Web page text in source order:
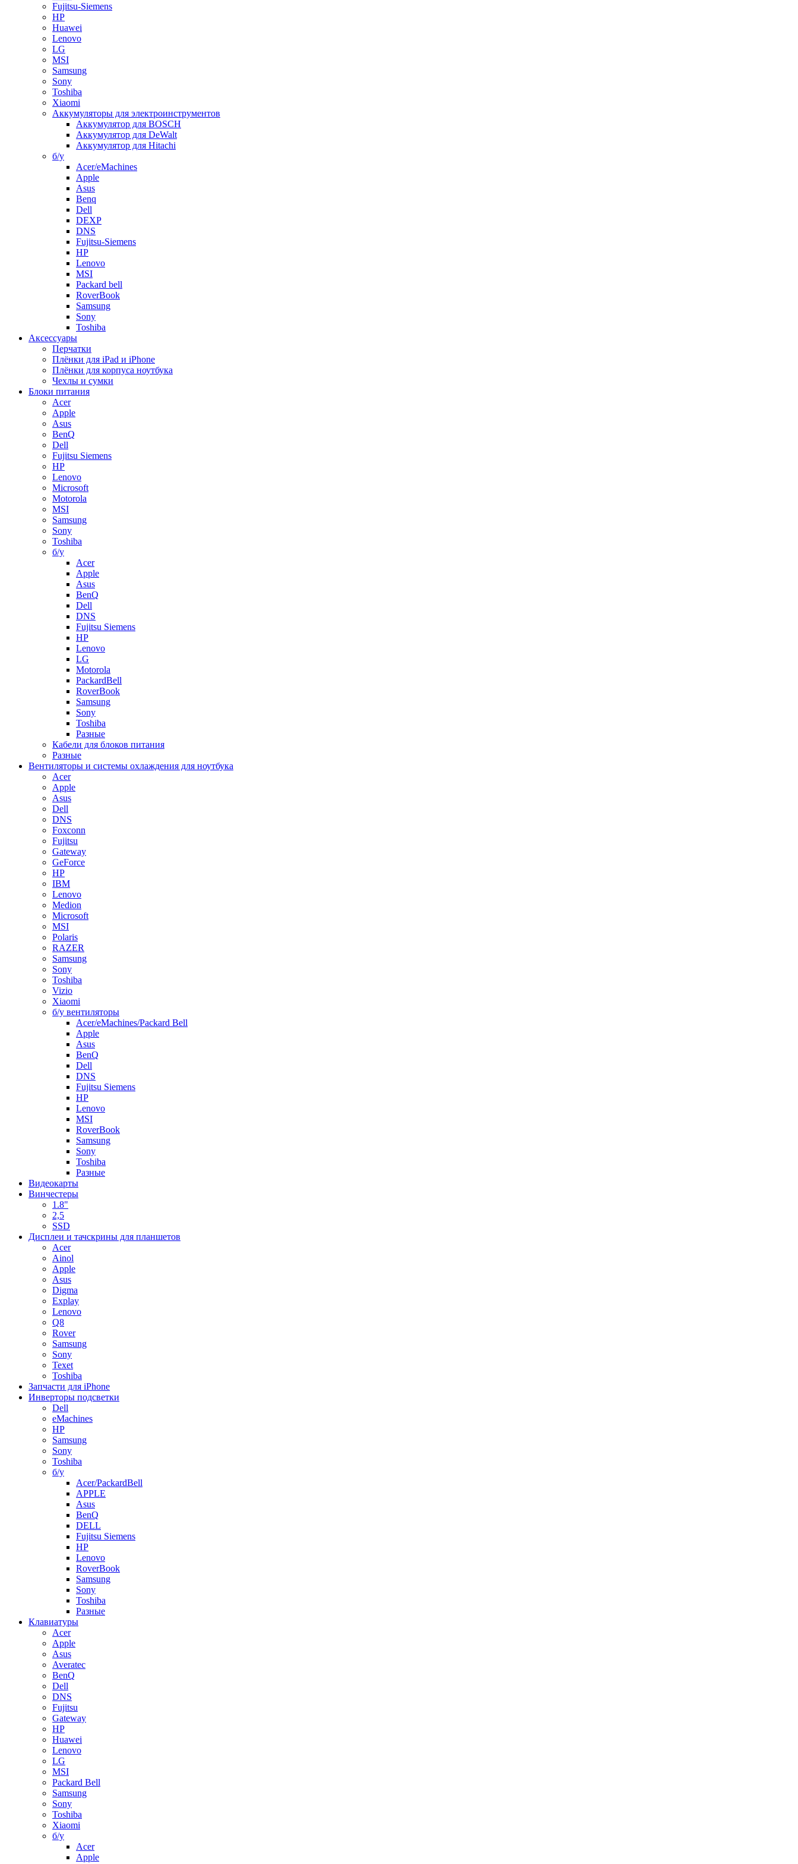
Fujitsu-Siemens
HP
Huawei
Lenovo
LG
MSI
Samsung
Sony
Toshiba
Xiaomi
Аккумуляторы для электроинструментов
Аккумулятор для BOSCH
Аккумулятор для DeWalt
Аккумулятор для Hitachi
б/у
Acer/eMachines
Apple
Asus
Benq
Dell
DEXP
DNS
Fujitsu-Siemens
HP
Lenovo
MSI
Packard bell
RoverBook
Samsung
Sony
Toshiba
Аксессуары
Перчатки
Плёнки для iPad и iPhone
Плёнки для корпуса ноутбука
Чехлы и сумки
Блоки питания
Acer
Apple
Asus
BenQ
Dell
Fujitsu Siemens
HP
Lenovo
Microsoft
Motorola
MSI
Samsung
Sony
Toshiba
б/у
Acer
Apple
Asus
BenQ
Dell
DNS
Fujitsu Siemens
HP
Lenovo
LG
Motorola
PackardBell
RoverBook
Samsung
Sony
Toshiba
Разные
Кабели для блоков питания
Разные
Вентиляторы и системы охлаждения для ноутбука
Acer
Apple
Asus
Dell
DNS
Foxconn
Fujitsu
Gateway
GeForce
HP
IBM
Lenovo
Medion
Microsoft
MSI
Polaris
RAZER
Samsung
Sony
Toshiba
Vizio
Xiaomi
б/у вентиляторы
Acer/eMachines/Packard Bell
Apple
Asus
BenQ
Dell
DNS
Fujitsu Siemens
HP
Lenovo
MSI
RoverBook
Samsung
Sony
Toshiba
Разные
Видеокарты
Винчестеры
1.8"
2,5
SSD
Дисплеи и тачскрины для планшетов
Acer
Ainol
Apple
Asus
Digma
Explay
Lenovo
Q8
Rover
Samsung
Sony
Texet
Toshiba
Запчасти для iPhone
Инверторы подсветки
Dell
eMachines
HP
Samsung
Sony
Toshiba
б/у
Acer/PackardBell
APPLE
Asus
BenQ
DELL
Fujitsu Siemens
HP
Lenovo
RoverBook
Samsung
Sony
Toshiba
Разные
Клавиатуры
Acer
Apple
Asus
Averatec
BenQ
Dell
DNS
Fujitsu
Gateway
HP
Huawei
Lenovo
LG
MSI
Packard Bell
Samsung
Sony
Toshiba
Xiaomi
б/у
Acer
Apple